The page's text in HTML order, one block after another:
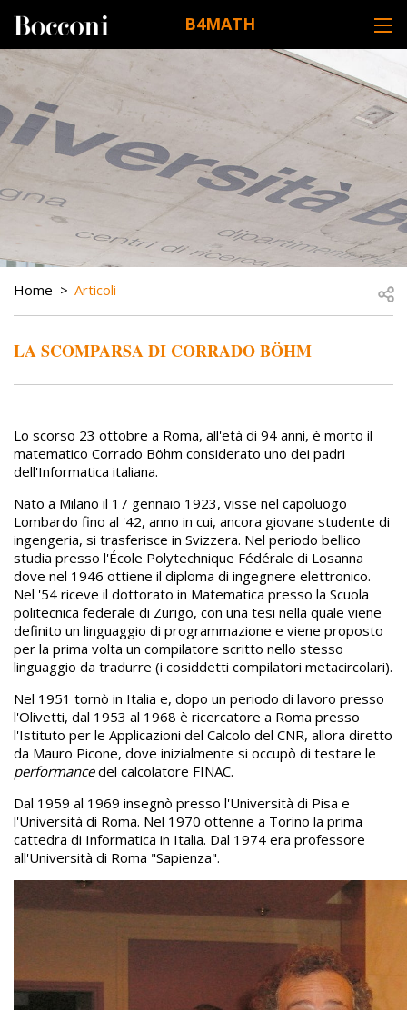
B4MATH
DESK NAVIGATION
BREADCRUMB
Home Articoli
LA SCOMPARSA DI CORRADO BÖHM
Lo scorso 23 ottobre a Roma, all'età di 94 anni, è morto il
matematico Corrado Böhm considerato uno dei padri
dell'Informatica italiana.
Nato a Milano il 17 gennaio 1923, visse nel capoluogo
Lombardo fino al '42, anno in cui, ancora giovane studente di
ingengeria, si trasferisce in Svizzera. Nel periodo bellico
studia presso l'École Polytechnique Fédérale di Losanna
dove nel 1946 ottiene il diploma di ingegnere elettronico.
Nel '54 riceve il dottorato in Matematica presso la Scuola
politecnica federale di Zurigo, con una tesi nella quale viene
definito un linguaggio di programmazione e viene proposto
per la prima volta un compilatore scritto nello stesso
linguaggio da tradurre (i cosiddetti compilatori metacircolari).
Nel 1951 tornò in Italia e, dopo un periodo di lavoro presso
l'Olivetti, dal 1953 al 1968 è ricercatore a Roma presso
l'Istituto per le Applicazioni del Calcolo del CNR, allora diretto
da Mauro Picone, dove inizialmente si occupò di testare le
performancedel calcolatore FINAC.
Dal 1959 al 1969 insegnò presso l'Università di Pisa e
l'Università di Roma. Nel 1970 ottenne a Torino la prima
cattedra di Informatica in Italia. Dal 1974 era professore
all'Università di Roma "Sapienza".